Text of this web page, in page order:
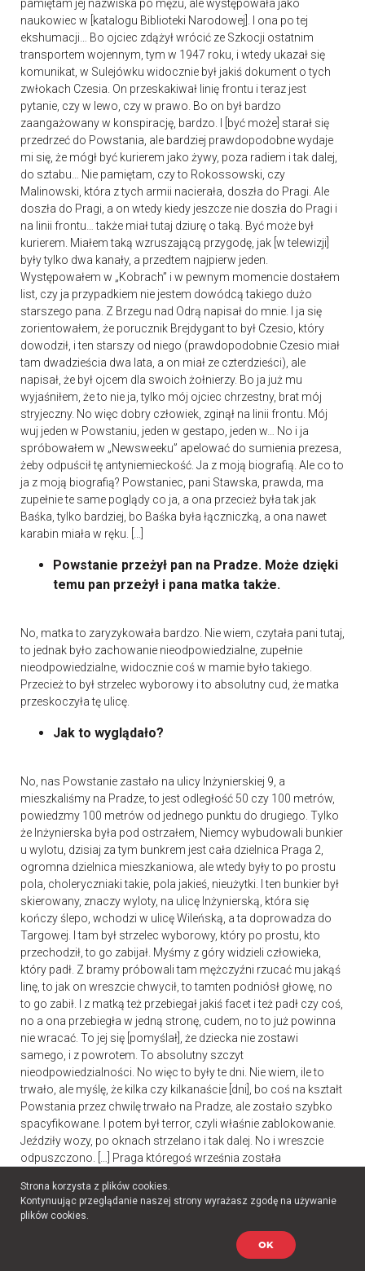
pamiętam jej nazwiska po mężu, ale występowała jako
naukowiec w [katalogu Biblioteki Narodowej]. I ona po tej
ekshumacji… Bo ojciec zdążył wrócić ze Szkocji ostatnim
transportem wojennym, tym w 1947 roku, i wtedy ukazał się
komunikat, w Sulejówku widocznie był jakiś dokument o tych
zwłokach Czesia. On przeskakiwał linię frontu i teraz jest
pytanie, czy w lewo, czy w prawo. Bo on był bardzo
zaangażowany w konspirację, bardzo. I [być może] starał się
przedrzeć do Powstania, ale bardziej prawdopodobne wydaje
mi się, że mógł być kurierem jako żywy, poza radiem i tak dalej,
do sztabu… Nie pamiętam, czy to Rokossowski, czy
Malinowski, która z tych armii nacierała, doszła do Pragi. Ale
doszła do Pragi, a on wtedy kiedy jeszcze nie doszła do Pragi i
na linii frontu… także miał tutaj dziurę o taką. Być może był
kurierem. Miałem taką wzruszającą przygodę, jak [w telewizji]
były tylko dwa kanały, a przedtem najpierw jeden.
Występowałem w „Kobrach” i w pewnym momencie dostałem
list, czy ja przypadkiem nie jestem dowódcą takiego dużo
starszego pana. Z Brzegu nad Odrą napisał do mnie. I ja się
zorientowałem, że porucznik Brejdygant to był Czesio, który
dowodził, i ten starszy od niego (prawdopodobnie Czesio miał
tam dwadzieścia dwa lata, a on miał ze czterdzieści), ale
napisał, że był ojcem dla swoich żołnierzy. Bo ja już mu
wyjaśniłem, że to nie ja, tylko mój ojciec chrzestny, brat mój
stryjeczny. No więc dobry człowiek, zginął na linii frontu. Mój
wuj jeden w Powstaniu, jeden w gestapo, jeden w… No i ja
spróbowałem w „Newsweeku” apelować do sumienia prezesa,
żeby odpuścił tę antyniemieckość. Ja z moją biografią. Ale co to
ja z moją biografią? Powstaniec, pani Stawska, prawda, ma
zupełnie te same poglądy co ja, a ona przecież była tak jak
Baśka, tylko bardziej, bo Baśka była łączniczką, a ona nawet
karabin miała w ręku. […]
Powstanie przeżył pan na Pradze. Może dzięki
temu pan przeżył i pana matka także.
No, matka to zaryzykowała bardzo. Nie wiem, czytała pani tutaj,
to jednak było zachowanie nieodpowiedzialne, zupełnie
nieodpowiedzialne, widocznie coś w mamie było takiego.
Przecież to był strzelec wyborowy i to absolutny cud, że matka
przeskoczyła tę ulicę.
Jak to wyglądało?
No, nas Powstanie zastało na ulicy Inżynierskiej 9, a
mieszkaliśmy na Pradze, to jest odległość 50 czy 100 metrów,
powiedzmy 100 metrów od jednego punktu do drugiego. Tylko
że Inżynierska była pod ostrzałem, Niemcy wybudowali bunkier
u wylotu, dzisiaj za tym bunkrem jest cała dzielnica Praga 2,
ogromna dzielnica mieszkaniowa, ale wtedy były to po prostu
pola, choleryczniaki takie, pola jakieś, nieużytki. I ten bunkier był
skierowany, znaczy wyloty, na ulicę Inżynierską, która się
kończy ślepo, wchodzi w ulicę Wileńską, a ta doprowadza do
Targowej. I tam był strzelec wyborowy, który po prostu, kto
przechodził, to go zabijał. Myśmy z góry widzieli człowieka,
który padł. Z bramy próbowali tam mężczyźni rzucać mu jakąś
linę, to jak on wreszcie chwycił, to tamten podniósł głowę, no
to go zabił. I z matką też przebiegał jakiś facet i też padł czy coś,
no a ona przebiegła w jedną stronę, cudem, no to już powinna
nie wracać. To jej się [pomyślał], że dziecka nie zostawi
samego, i z powrotem. To absolutny szczyt
nieodpowiedzialności. No więc to były te dni. Nie wiem, ile to
trwało, ale myślę, że kilka czy kilkanaście [dni], bo coś na kształt
Powstania przez chwilę trwało na Pradze, ale zostało szybko
spacyfikowane. I potem był terror, czyli właśnie zablokowanie.
Jeździły wozy, po oknach strzelano i tak dalej. No i wreszcie
odpuszczono. […] Praga któregoś września została
prawda. Opisuję wzruszającą scenę, moim zdaniem, bo taka u
mnie ona została [w pamięci]. Ten chłopiec dopiero co pewno
wojak, w mundurze, pewno zginął niebawem, przekraczając
Wisłę. Otóż to [było] kilkanaście dni potem… Potem to co było,
Strona korzysta z plików cookies.
Kontynuując przeglądanie naszej strony wyrażasz zgodę na używanie
plików cookies.
OK